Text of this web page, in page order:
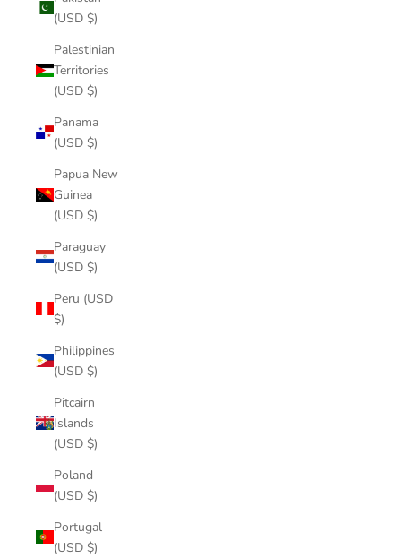
(USD $)
Palestinian
Territories
(USD $)
Panama
(USD $)
Papua New
Guinea
(USD $)
Paraguay
(USD $)
Peru (USD
$)
Philippines
(USD $)
Pitcairn
Islands
(USD $)
Poland
(USD $)
Portugal
(USD $)